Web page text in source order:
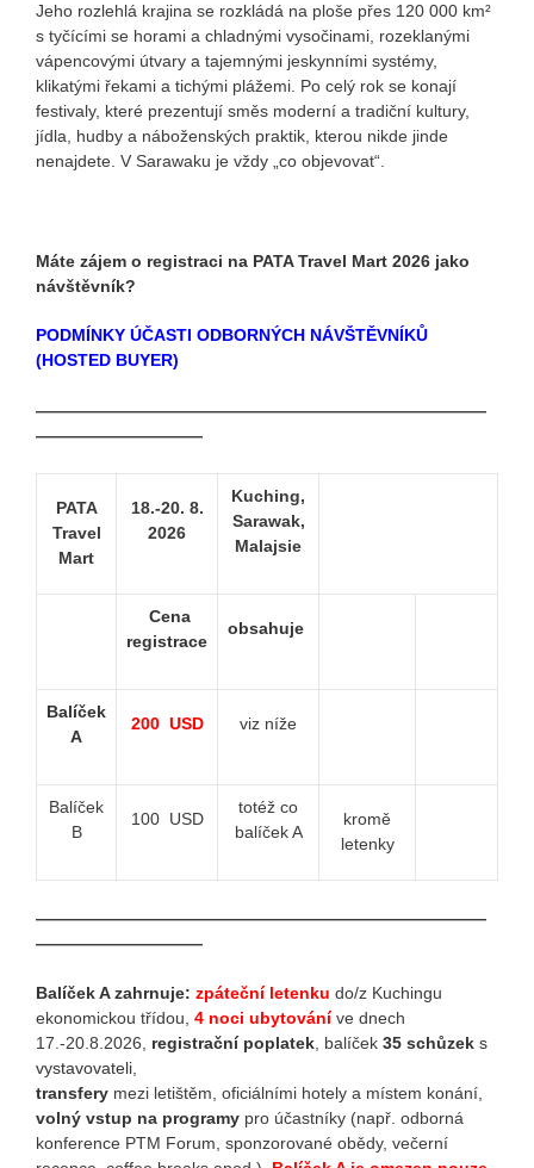
Jeho rozlehlá krajina se rozkládá na ploše přes 120 000 km²
s tyčícími se horami a chladnými vysočinami, rozeklanými
vápencovými útvary a tajemnými jeskynními systémy,
klikatými řekami a tichými plážemi. Po celý rok se konají
festivaly, které prezentují směs moderní a tradiční kultury,
jídla, hudby a náboženských praktik, kterou nikde jinde
nenajdete. V Sarawaku je vždy „co objevovat“.
Máte zájem o registraci na PATA Travel Mart 2026 jako
návštěvník?
PODMÍNKY ÚČASTI ODBORNÝCH NÁVŠTĚVNÍKŮ
(HOSTED BUYER)
———————————————————————————
——————————
PATA
Travel
Mart
18.-20. 8.
2026
Kuching,
Sarawak,
Malajsie
Cena
registrace
obsahuje
Balíček
A
200 USD viz níže
Balíček
B
100 USD
totéž co
balíček A
kromě
letenky
———————————————————————————
——————————
Balíček A zahrnuje: zpáteční letenku do/z Kuchingu
ekonomickou třídou, 4 noci ubytováníve dnech
17.-20.8.2026, registrační poplatek , balíček 35 schůzek s
vystavovateli
transfery mezi letištěm, oficiálními hotely a místem konání,
volný vstup na programy pro účastníky (např. odborná
konference PTM Forum, sponzorované obědy, večerní